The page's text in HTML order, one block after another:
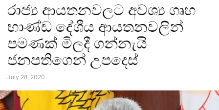
රාජ්‍ය ආයතනවලට අවශ්‍ය ගෘහ
භාණ්ඩ දේශීය ආයතනවලින්
පමණක් මිලදී ගන්නැයි
ජනපතිගෙන් උපදෙස්
July 28, 2020